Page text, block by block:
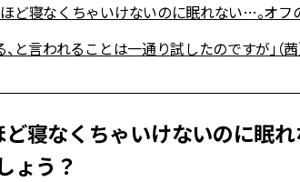
ど寝なくちゃいけないのに眠れない…。オフ
、と言われることは一通り試したのですが」（茜
寝なくちゃいけないのに眠
ょう？
ない
抜ける